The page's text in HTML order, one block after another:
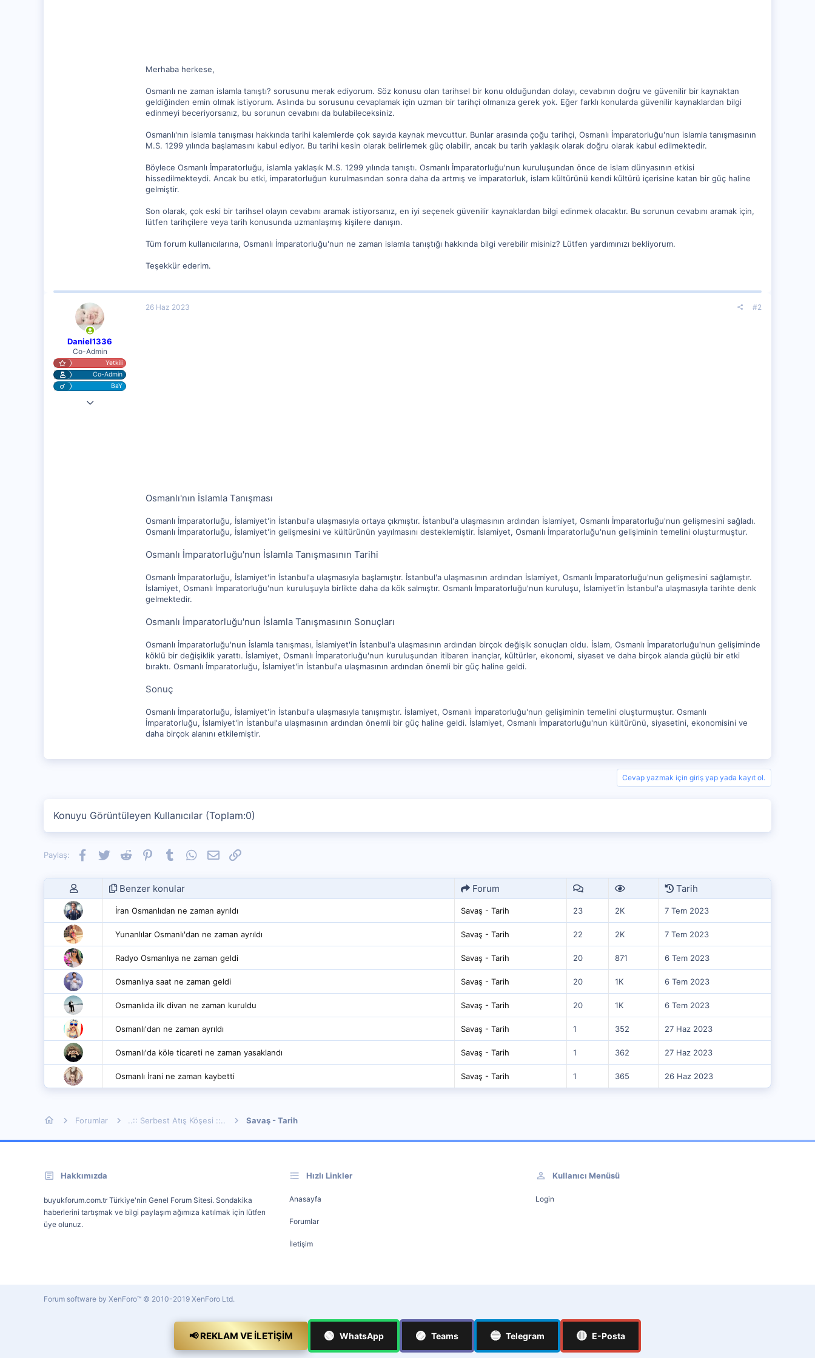
Merhaba herkese,
Osmanlı ne zaman islamla tanıştı? sorusunu merak ediyorum. Söz konusu olan tarihsel bir konu olduğundan dolayı, cevabının doğru ve güvenilir bir kaynaktan
geldiğinden emin olmak istiyorum. Aslında bu sorusunu cevaplamak için uzman bir tarihçi olmanıza gerek yok. Eğer farklı konularda güvenilir kaynaklardan bilgi
edinmeyi beceriyorsanız, bu sorunun cevabını da bulabileceksiniz.
Osmanlı'nın islamla tanışması hakkında tarihi kalemlerde çok sayıda kaynak mevcuttur. Bunlar arasında çoğu tarihçi, Osmanlı İmparatorluğu'nun islamla tanışmasının
M.S. 1299 yılında başlamasını kabul ediyor. Bu tarihi kesin olarak belirlemek güç olabilir, ancak bu tarih yaklaşık olarak doğru olarak kabul edilmektedir.
Böylece Osmanlı İmparatorluğu, islamla yaklaşık M.S. 1299 yılında tanıştı. Osmanlı İmparatorluğu'nun kuruluşundan önce de islam dünyasının etkisi
hissedilmekteydi. Ancak bu etki, imparatorluğun kurulmasından sonra daha da artmış ve imparatorluk, islam kültürünü kendi kültürü içerisine katan bir güç haline
gelmiştir.
Son olarak, çok eski bir tarihsel olayın cevabını aramak istiyorsanız, en iyi seçenek güvenilir kaynaklardan bilgi edinmek olacaktır. Bu sorunun cevabını aramak için,
lütfen tarihçilere veya tarih konusunda uzmanlaşmış kişilere danışın.
Tüm forum kullanıcılarına, Osmanlı İmparatorluğu'nun ne zaman islamla tanıştığı hakkında bilgi verebilir misiniz? Lütfen yardımınızı bekliyorum.
Teşekkür ederim.
Daniel1336
Co-Admin
Yetkili
Co-Admin
BaY
4 Nis 2023
26 Haz 2023 #2
Osmanlı'nın İslamla Tanışması
Osmanlı İmparatorluğu, İslamiyet'in İstanbul'a ulaşmasıyla ortaya çıkmıştır. İstanbul'a ulaşmasının ardından İslamiyet, Osmanlı İmparatorluğu'nun gelişmesini sağladı.
Osmanlı İmparatorluğu, İslamiyet'in gelişmesini ve kültürünün yayılmasını desteklemiştir. İslamiyet, Osmanlı İmparatorluğu'nun gelişiminin temelini oluşturmuştur.
Osmanlı İmparatorluğu'nun İslamla Tanışmasının Tarihi
Osmanlı İmparatorluğu, İslamiyet'in İstanbul'a ulaşmasıyla başlamıştır. İstanbul'a ulaşmasının ardından İslamiyet, Osmanlı İmparatorluğu'nun gelişmesini sağlamıştır.
İslamiyet, Osmanlı İmparatorluğu'nun kuruluşuyla birlikte daha da kök salmıştır. Osmanlı İmparatorluğu'nun kuruluşu, İslamiyet'in İstanbul'a ulaşmasıyla tarihte denk
gelmektedir.
Osmanlı İmparatorluğu'nun İslamla Tanışmasının Sonuçları
Osmanlı İmparatorluğu'nun İslamla tanışması, İslamiyet'in İstanbul'a ulaşmasının ardından birçok değişik sonuçları oldu. İslam, Osmanlı İmparatorluğu'nun gelişiminde
köklü bir değişiklik yarattı. İslamiyet, Osmanlı İmparatorluğu'nun kuruluşundan itibaren inançlar, kültürler, ekonomi, siyaset ve daha birçok alanda güçlü bir etki
bıraktı. Osmanlı İmparatorluğu, İslamiyet'in İstanbul'a ulaşmasının ardından önemli bir güç haline geldi.
Sonuç
Osmanlı İmparatorluğu, İslamiyet'in İstanbul'a ulaşmasıyla tanışmıştır. İslamiyet, Osmanlı İmparatorluğu'nun gelişiminin temelini oluşturmuştur. Osmanlı
İmparatorluğu, İslamiyet'in İstanbul'a ulaşmasının ardından önemli bir güç haline geldi. İslamiyet, Osmanlı İmparatorluğu'nun kültürünü, siyasetini, ekonomisini ve
daha birçok alanını etkilemiştir.
Cevap yazmak için giriş yap yada kayıt ol.
Konuyu Görüntüleyen Kullanıcılar (Toplam:0)
Paylaş: Facebook
TwitterReddit PinterestTumblrWhatsApp
E-postaLink
Benzer konular Forum Tarih
İran Osmanlıdan ne zaman ayrıldı Savaş - Tarih 23 2K 7 Tem 2023
Yunanlılar Osmanlı'dan ne zaman ayrıldı Savaş - Tarih 22 2K 7 Tem 2023
Radyo Osmanlıya ne zaman geldi Savaş - Tarih 20 871 6 Tem 2023
Osmanlıya saat ne zaman geldi Savaş - Tarih 20 1K 6 Tem 2023
Osmanlıda ilk divan ne zaman kuruldu Savaş - Tarih 20 1K 6 Tem 2023
Osmanlı'dan ne zaman ayrıldı Savaş - Tarih 1 352 27 Haz 2023
Osmanlı'da köle ticareti ne zaman yasaklandı Savaş - Tarih 1 362 27 Haz 2023
Osmanlı İrani ne zaman kaybetti Savaş - Tarih 1 365 26 Haz 2023
Forumlar ..:: Serbest Atış Köşesi ::.. Savaş - Tarih
Hakkımızda
buyukforum.com.tr Türkiye'nin Genel Forum Sitesi. Sondakika
haberlerini tartışmak ve bilgi paylaşım ağımıza katılmak için lütfen
üye olunuz.
Hızlı Linkler
Anasayfa
Forumlar
İletişim
Kullanıcı Menüsü
Login
Forum software by XenForo™ © 2010-2019 XenForo Ltd.
📢 REKLAM VE İLETIŞIM 🟢 WhatsApp 🟣 Teams 🔵 Telegram 🔴 E-Posta